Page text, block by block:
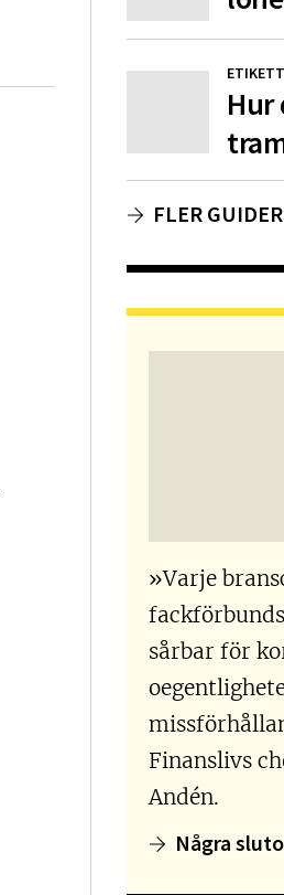
Hur
FLER GUIDER
»Varje
sårbar för
Finanslivs
Andén.
Några